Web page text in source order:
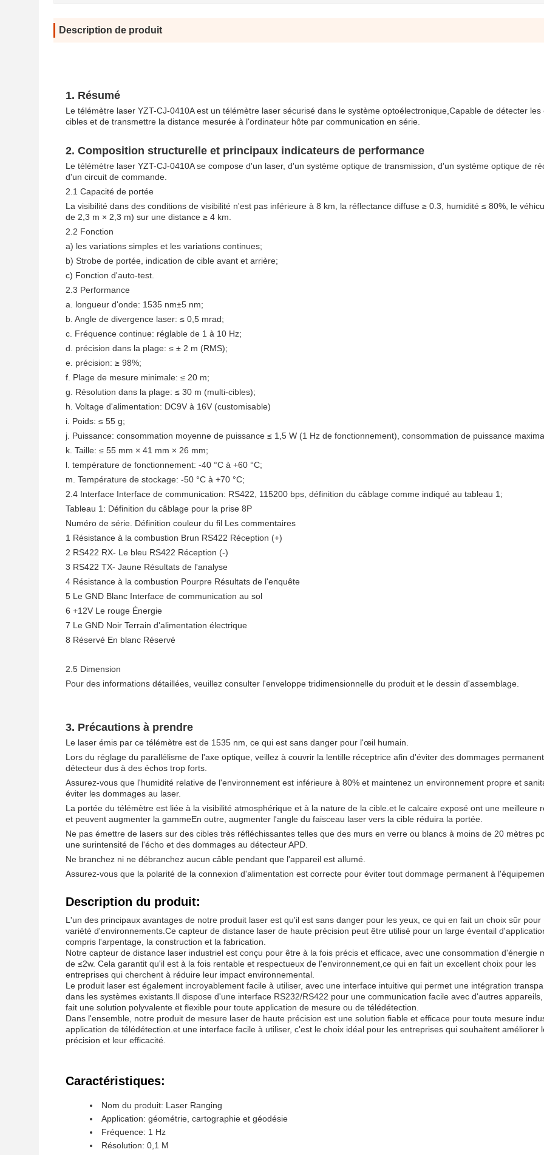
Description de produit
1. Résumé
Le télémètre laser YZT-CJ-0410A est un télémètre laser sécurisé dans le système optoélectronique,Capable de détecter les
cibles et de transmettre la distance mesurée à l'ordinateur hôte par communication en série.
2. Composition structurelle et principaux indicateurs de performance
Le télémètre laser YZT-CJ-0410A se compose d'un laser, d'un système optique de transmission, d'un système optique de
d'un circuit de commande.
2.1 Capacité de portée
La visibilité dans des conditions de visibilité n'est pas inférieure à 8 km, la réflectance diffuse ≥ 0.3, humidité ≤ 80%, le
de 2,3 m × 2,3 m) sur une distance ≥ 4 km.
2.2 Fonction
a) les variations simples et les variations continues;
b) Strobe de portée, indication de cible avant et arrière;
c) Fonction d'auto-test.
2.3 Performance
a. longueur d'onde: 1535 nm±5 nm;
b. Angle de divergence laser: ≤ 0,5 mrad;
c. Fréquence continue: réglable de 1 à 10 Hz;
d. précision dans la plage: ≤ ± 2 m (RMS);
e. précision: ≥ 98%;
f. Plage de mesure minimale: ≤ 20 m;
g. Résolution dans la plage: ≤ 30 m (multi-cibles);
h. Voltage d'alimentation: DC9V à 16V (customisable)
i. Poids: ≤ 55 g;
j. Puissance: consommation moyenne de puissance ≤ 1,5 W (1 Hz de fonctionnement), consommation de puissance
k. Taille: ≤ 55 mm × 41 mm × 26 mm;
l. température de fonctionnement: -40 °C à +60 °C;
m. Température de stockage: -50 °C à +70 °C;
2.4 Interface Interface de communication: RS422, 115200 bps, définition du câblage comme indiqué au tableau 1;
Tableau 1: Définition du câblage pour la prise 8P
Numéro de série. Définition couleur du fil Les commentaires
1 Résistance à la combustion Brun RS422 Réception (+)
2 RS422 RX- Le bleu RS422 Réception (-)
3 RS422 TX- Jaune Résultats de l'analyse
4 Résistance à la combustion Pourpre Résultats de l'enquête
5 Le GND Blanc Interface de communication au sol
6 +12V Le rouge Énergie
7 Le GND Noir Terrain d'alimentation électrique
8 Réservé En blanc Réservé
2.5 Dimension
Pour des informations détaillées, veuillez consulter l'enveloppe tridimensionnelle du produit et le dessin d'assemblage.
3. Précautions à prendre
Le laser émis par ce télémètre est de 1535 nm, ce qui est sans danger pour l'œil humain.
Lors du réglage du parallélisme de l'axe optique, veillez à couvrir la lentille réceptrice afin d'éviter des dommages
détecteur dus à des échos trop forts.
Assurez-vous que l'humidité relative de l'environnement est inférieure à 80% et maintenez un environnement propre et
éviter les dommages au laser.
La portée du télémètre est liée à la visibilité atmosphérique et à la nature de la cible.et le calcaire exposé ont une meilleure
et peuvent augmenter la gammeEn outre, augmenter l'angle du faisceau laser vers la cible réduira la portée.
Ne pas émettre de lasers sur des cibles très réfléchissantes telles que des murs en verre ou blancs à moins de 20 mètres
une surintensité de l'écho et des dommages au détecteur APD.
Ne branchez ni ne débranchez aucun câble pendant que l'appareil est allumé.
Assurez-vous que la polarité de la connexion d'alimentation est correcte pour éviter tout dommage permanent à
Description du produit:
L'un des principaux avantages de notre produit laser est qu'il est sans danger pour les yeux, ce qui en fait un choix sûr pour
variété d'environnements.Ce capteur de distance laser de haute précision peut être utilisé pour un large éventail
compris l'arpentage, la construction et la fabrication.
Notre capteur de distance laser industriel est conçu pour être à la fois précis et efficace, avec une consommation d'énergie
de ≤2w. Cela garantit qu'il est à la fois rentable et respectueux de l'environnement,ce qui en fait un excellent choix pour les
entreprises qui cherchent à réduire leur impact environnemental.
Le produit laser est également incroyablement facile à utiliser, avec une interface intuitive qui permet une intégration
dans les systèmes existants.Il dispose d'une interface RS232/RS422 pour une communication facile avec d'autres
fait une solution polyvalente et flexible pour toute application de mesure ou de télédétection.
Dans l'ensemble, notre produit de mesure laser de haute précision est une solution fiable et efficace pour toute mesure
application de télédétection.et une interface facile à utiliser, c'est le choix idéal pour les entreprises qui souhaitent améliorer
précision et leur efficacité.
Caractéristiques:
Nom du produit: Laser Ranging
Application: géométrie, cartographie et géodésie
Fréquence: 1 Hz
Résolution: 0,1 M